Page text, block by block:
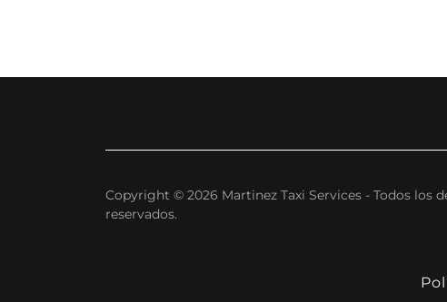
Copyright © 2026 Martinez Taxi Services - Todos los
reservados.